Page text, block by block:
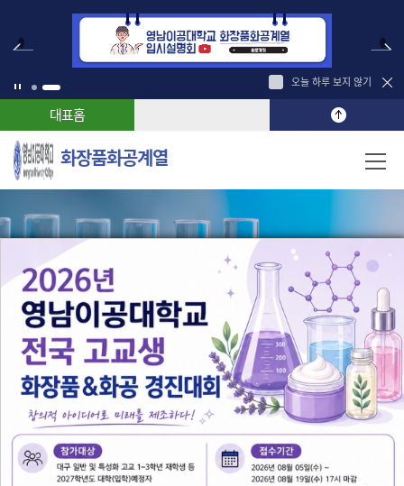
오늘 하루 보지 않기
대표홈
화장품화공계열
공지사항 자주묻는질문